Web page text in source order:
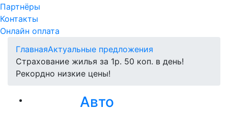
Партнёры
Контакты
Онлайн оплата
ГлавнаяАктуальные предложения
Страхование жилья за 1р. 50 коп. в день!
Рекордно низкие цены!
Авто